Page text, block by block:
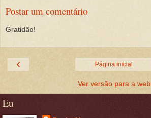
Postar um comentário
Gratidão!
‹ Página inicial
Ver versão para a web
Eu